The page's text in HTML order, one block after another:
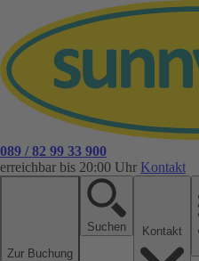
089 / 82 99 33 900
erreichbar bis 20:00 Uhr Kontakt
Zur Buchung
Suchen